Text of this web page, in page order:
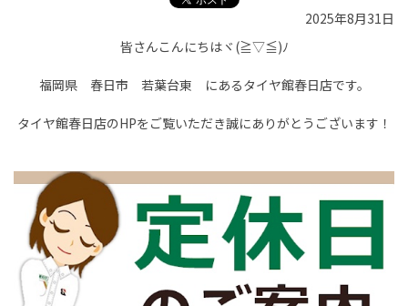
2025年8月31日
皆さんこんにちはヾ(≧▽≦)ﾉ
福岡県 春日市 若葉台東 にあるタイヤ館春日店です。
タイヤ館春日店のHPをご覧いただき誠にありがとうございます！